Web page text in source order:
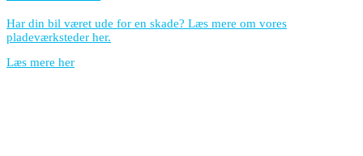
Har din bil været ude for en skade? Læs mere om vores
pladeværksteder her.
Læs mere her